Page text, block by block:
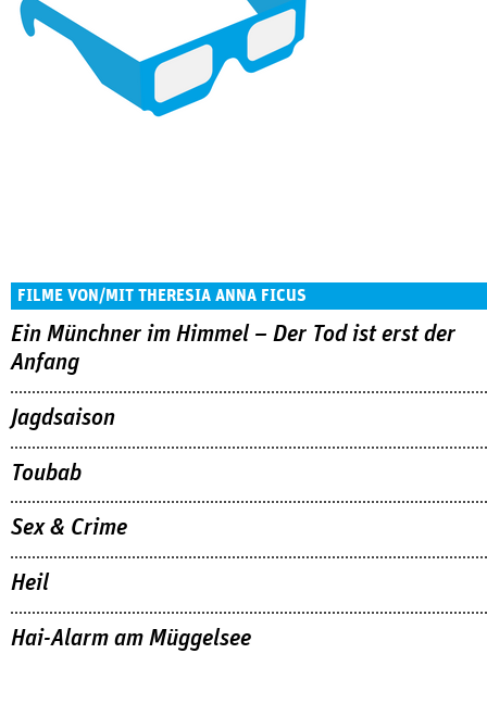
FILME VON/MIT THERESIA ANNA FICUS
Ein Münchner im Himmel – Der Tod ist erst der
Anfang
Jagdsaison
Toubab
Sex & Crime
Heil
Hai-Alarm am Müggelsee